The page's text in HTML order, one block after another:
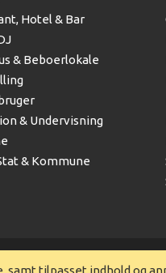
Hotel & Bar
& Beboerlokale
& Undervisning
& Kommune
tilpasset indhold og